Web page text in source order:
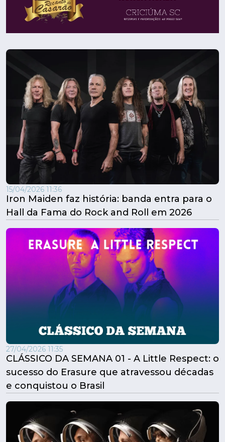
15/04/2026 11:36
Iron Maiden faz história: banda entra para o
Hall da Fama do Rock and Roll em 2026
27/04/2026 11:35
CLÁSSICO DA SEMANA 01 - A Little Respect: o
sucesso do Erasure que atravessou décadas
e conquistou o Brasil